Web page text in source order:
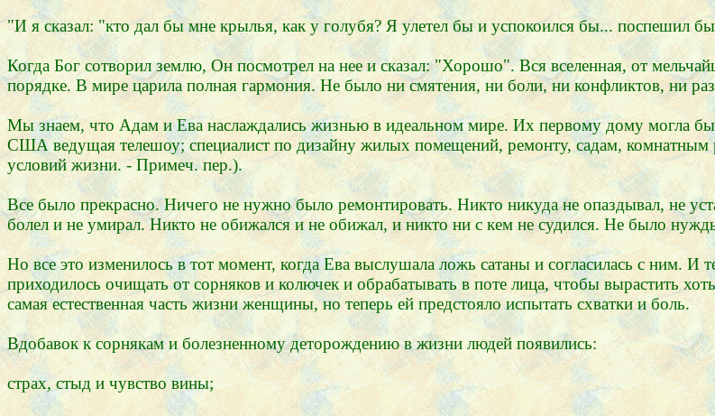
"И я сказал: "кто дал бы мне крылья, как у голубя? Я улетел бы и успокоился бы... поспешил
Когда Бог сотворил землю, Он посмотрел на нее и сказал: "Хорошо". Вся вселенная, от
порядке. В мире царила полная гармония. Не было ни смятения, ни боли, ни конфликтов, ни
Мы знаем, что Адам и Ева наслаждались жизнью в идеальном мире. Их первому дому могла
США ведущая телешоу; специалист по дизайну жилых помещений, ремонту, садам, комнатным
условий жизни. - Примеч. пер.).
Все было прекрасно. Ничего не нужно было ремонтировать. Никто никуда не опаздывал, не
болел и не умирал. Никто не обижался и не обижал, и никто ни с кем не судился. Не было
Но все это изменилось в тот момент, когда Ева выслушала ложь сатаны и согласилась с ним. И
приходилось очищать от сорняков и колючек и обрабатывать в поте лица, чтобы вырастить
самая естественная часть жизни женщины, но теперь ей предстояло испытать схватки и боль.
Вдобавок к сорнякам и болезненному деторождению в жизни людей появились:
страх, стыд и чувство вины;